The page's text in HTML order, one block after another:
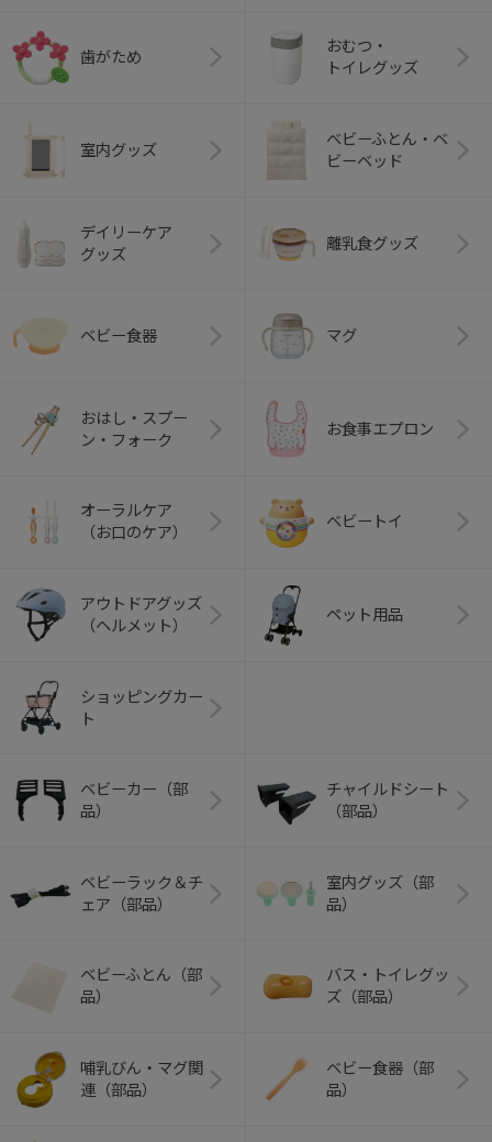
歯がため
おむつ・
トイレグッズ
室内グッズ
ベビーふとん・ベ
ビーベッド
デイリーケア
グッズ
離乳食グッズ
ベビー食器 マグ
おはし・スプー
ン・フォーク
お食事エプロン
オーラルケア
（お口のケア）
ベビートイ
アウトドアグッズ
（ヘルメット）
ペット用品
ショッピングカー
ト
ベビーカー（部
品）
チャイルドシート
（部品）
ベビーラック＆チ
ェア（部品）
室内グッズ（部
品）
ベビーふとん（部
品）
バス・トイレグッ
ズ（部品）
哺乳びん・マグ関
連（部品）
ベビー食器（部
品）